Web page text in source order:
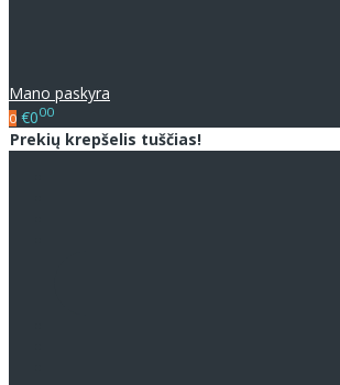
Mano paskyra
0 €000
Prekių krepšelis tuščias!